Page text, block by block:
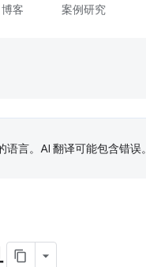
博客 案例研究
言。AI 翻译可能包含错误。